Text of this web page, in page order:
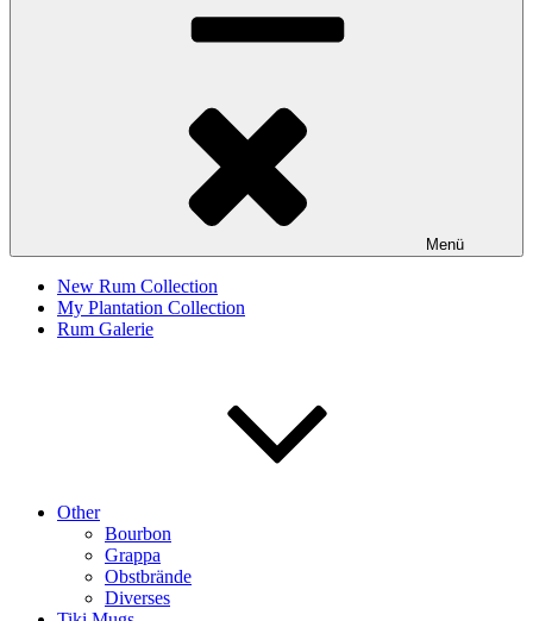
Menü
New Rum Collection
My Plantation Collection
Rum Galerie
Other
Bourbon
Grappa
Obstbrände
Diverses